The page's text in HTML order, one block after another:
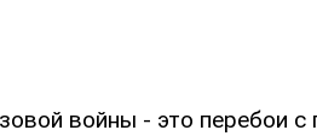
войны - это перебои с